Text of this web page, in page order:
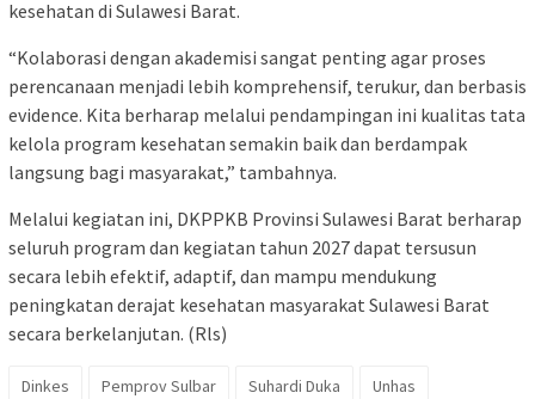
kesehatan di Sulawesi Barat.
“Kolaborasi dengan akademisi sangat penting agar proses
perencanaan menjadi lebih komprehensif, terukur, dan berbasis
evidence. Kita berharap melalui pendampingan ini kualitas tata
kelola program kesehatan semakin baik dan berdampak
langsung bagi masyarakat,” tambahnya.
Melalui kegiatan ini, DKPPKB Provinsi Sulawesi Barat berharap
seluruh program dan kegiatan tahun 2027 dapat tersusun
secara lebih efektif, adaptif, dan mampu mendukung
peningkatan derajat kesehatan masyarakat Sulawesi Barat
secara berkelanjutan. (Rls)
Dinkes Pemprov Sulbar Suhardi Duka Unhas